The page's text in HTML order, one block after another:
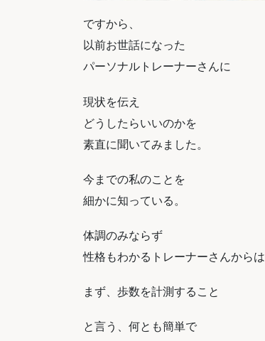
ですから、
以前お世話になった
パーソナルトレーナーさんに
現状を伝え
どうしたらいいのかを
素直に聞いてみました。
今までの私のことを
細かに知っている。
体調のみならず
性格もわかるトレーナーさんからは
まず、歩数を計測すること
と言う、何とも簡単で